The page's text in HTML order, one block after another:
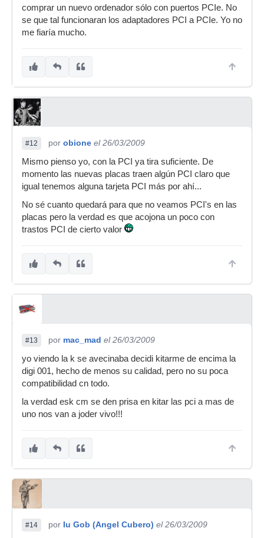
comprar un nuevo ordenador sólo con puertos PCIe. No
se que tal funcionaran los adaptadores PCI a PCIe. Yo no
me fiaría mucho.
#12 por obione el 26/03/2009
Mismo pienso yo, con la PCI ya tira suficiente. De
momento las nuevas placas traen algún PCI claro que
igual tenemos alguna tarjeta PCI más por ahí...
No sé cuanto quedará para que no veamos PCI's en las
placas pero la verdad es que acojona un poco con
trastos PCI de cierto valor
#13 por mac_mad el 26/03/2009
yo viendo la k se avecinaba decidi kitarme de encima la
digi 001, hecho de menos su calidad, pero no su poca
compatibilidad cn todo.
la verdad esk cm se den prisa en kitar las pci a mas de
uno nos van a joder vivo!!!
#14 por Iu Gob (Angel Cubero) el 26/03/2009